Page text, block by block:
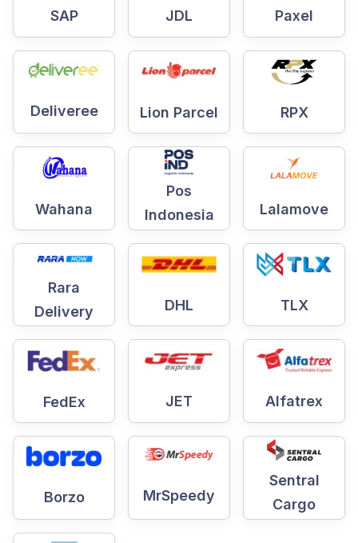
SAP JDL Paxel
Deliveree Lion Parcel RPX
Wahana
Pos
Indonesia
Lalamove
Rara
Delivery
DHL TLX
FedEx JET Alfatrex
Borzo MrSpeedy
Sentral
Cargo